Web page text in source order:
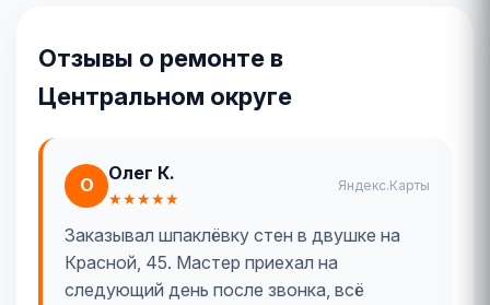
Отзывы о ремонте в
Центральном округе
О
Олег К.
★★★★★
Яндекс.Карты
Заказывал шпаклёвку стен в двушке на
Красной, 45. Мастер приехал на
следующий день после звонка, всё